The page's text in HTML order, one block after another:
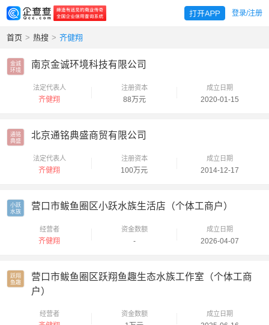
登录/注册
首页 > 热搜 > 齐健翔
金诚
环境
南京金诚环境科技有限公司
法定代表人
齐健翔
注册资本
88万元
成立日期
2020-01-15
通铭
典盛
北京通铭典盛商贸有限公司
法定代表人
齐健翔
注册资本
100万元
成立日期
2014-12-17
小跃
水族
营口市鲅鱼圈区小跃水族生活店（个体工商户）
经营者
齐健翔
资金数额
-
成立日期
2026-04-07
跃翔
鱼趣
营口市鲅鱼圈区跃翔鱼趣生态水族工作室（个体工商
户）
经营者 资金数额 成立日期